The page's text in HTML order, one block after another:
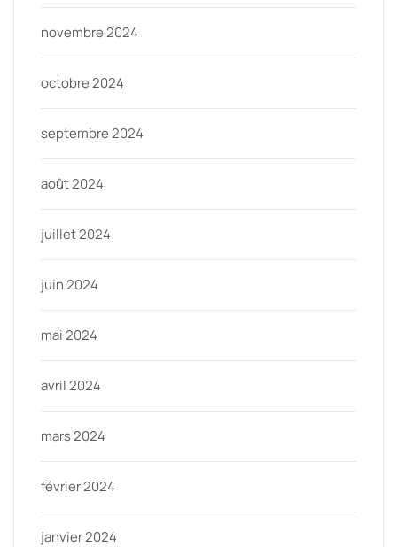
novembre 2024
octobre 2024
septembre 2024
août 2024
juillet 2024
juin 2024
mai 2024
avril 2024
mars 2024
février 2024
janvier 2024